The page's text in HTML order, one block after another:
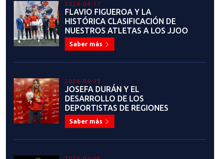
2024-04-17
FLAVIO FIGUEROA Y LA
HISTÓRICA CLASIFICACIÓN DE
NUESTROS ATLETAS A LOS JJOO
Saber más
2024-04-15
JOSEFA DURÁN Y EL
DESARROLLO DE LOS
DEPORTISTAS DE REGIONES
Saber más